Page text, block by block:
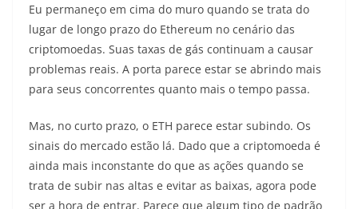
Eu permaneço em cima do muro quando se trata do
lugar de longo prazo do Ethereum no cenário das
criptomoedas. Suas taxas de gás continuam a causar
problemas reais. A porta parece estar se abrindo mais
para seus concorrentes quanto mais o tempo passa.
Mas, no curto prazo, o ETH parece estar subindo. Os
sinais do mercado estão lá. Dado que a criptomoeda é
ainda mais inconstante do que as ações quando se
trata de subir nas altas e evitar as baixas, agora pode
ser a hora de entrar. Parece que algum tipo de padrão